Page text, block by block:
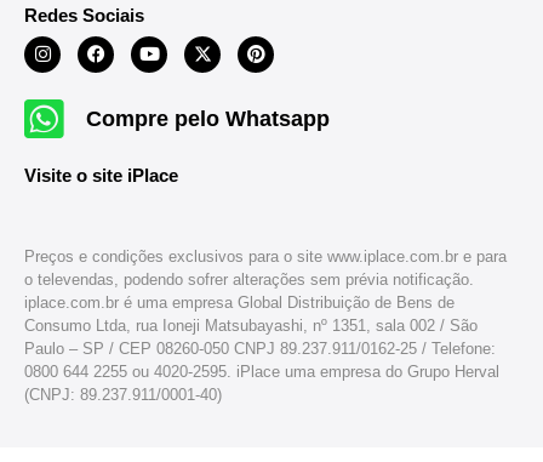
Redes Sociais
Compre pelo Whatsapp
Visite o site iPlace
Preços e condições exclusivos para o site www.iplace.com.br e para
o televendas, podendo sofrer alterações sem prévia notificação.
iplace.com.br é uma empresa Global Distribuição de Bens de
Consumo Ltda, rua Ioneji Matsubayashi, nº 1351, sala 002 / São
Paulo – SP / CEP 08260-050 CNPJ 89.237.911/0162-25 / Telefone:
0800 644 2255 ou 4020-2595. iPlace uma empresa do Grupo Herval
(CNPJ: 89.237.911/0001-40)